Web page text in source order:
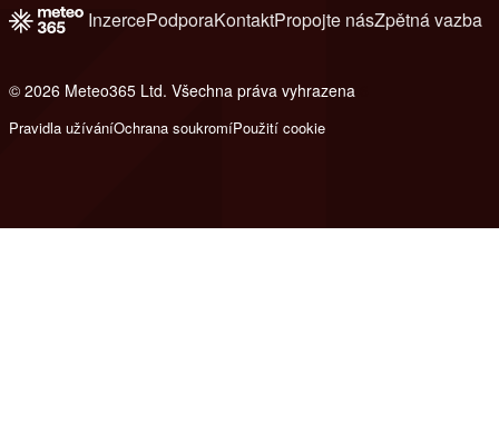
InzercePodporaKontaktPropojte násZpětná vazba
© 2026 Meteo365 Ltd. Všechna práva vyhrazena
Pravidla užíváníOchrana soukromíPoužití cookie